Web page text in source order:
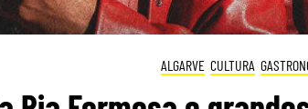
ALGARVE CULTURA